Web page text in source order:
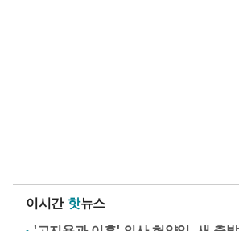
이시간 핫뉴스